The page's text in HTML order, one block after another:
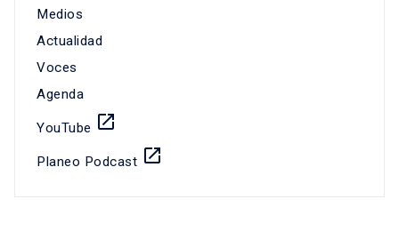
Medios
Actualidad
Voces
Agenda
YouTube launch
Planeo Podcast launch